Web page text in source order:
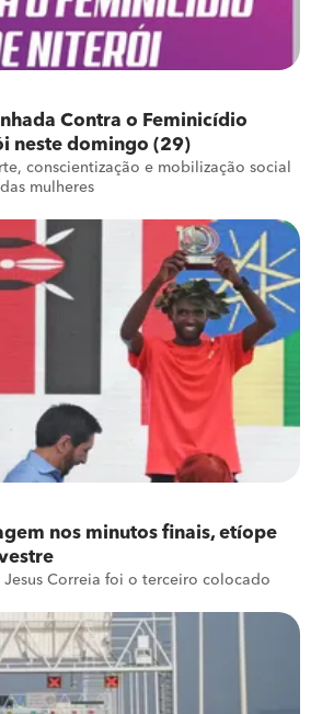
Contra o Feminicídio
neste domingo (29)
conscientização e mobilização social
mulheres
nos minutos finais, etíope
Jesus Correia foi o terceiro colocado